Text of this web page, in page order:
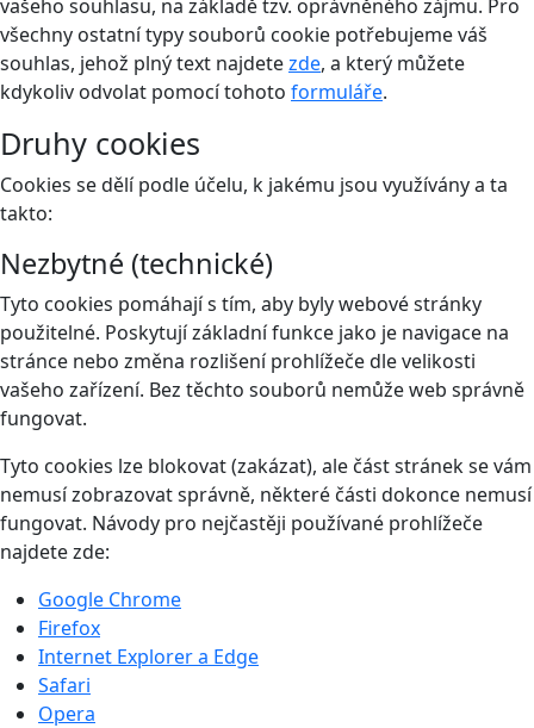
vašeho souhlasu, na základě tzv. oprávněného zájmu. Pro
všechny ostatní typy souborů cookie potřebujeme váš
souhlas, jehož plný text najdetezde, a který můžete
kdykoliv odvolat pomocí tohoto formuláře.
Druhy cookies
Cookies se dělí podle účelu, k jakému jsou využívány a ta
takto:
Nezbytné (technické)
Tyto cookies pomáhají s tím, aby byly webové stránky
použitelné. Poskytují základní funkce jako je navigace na
stránce nebo změna rozlišení prohlížeče dle velikosti
vašeho zařízení. Bez těchto souborů nemůže web správně
fungovat.
Tyto cookies lze blokovat (zakázat), ale část stránek se vám
nemusí zobrazovat správně, některé části dokonce nemusí
fungovat. Návody pro nejčastěji používané prohlížeče
najdete zde:
Google Chrome
Firefox
Internet Explorer a Edge
Safari
Opera